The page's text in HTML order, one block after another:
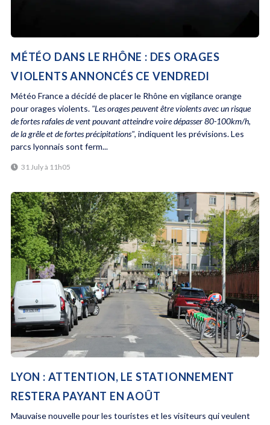
MÉTÉO DANS LE RHÔNE : DES ORAGES
VIOLENTS ANNONCÉS CE VENDREDI
Météo France a décidé de placer le Rhône en vigilance orange
pour orages violents. "Les orages peuvent être violents avec un risque
de fortes rafales de vent pouvant atteindre voire dépasser 80-100km/h,
de la grêle et de fortes précipitations", indiquent les prévisions. Les
parcs lyonnais sont ferm...
31 July à 11h05
LYON : ATTENTION, LE STATIONNEMENT
RESTERA PAYANT EN AOÛT
Mauvaise nouvelle pour les touristes et les visiteurs qui veulent